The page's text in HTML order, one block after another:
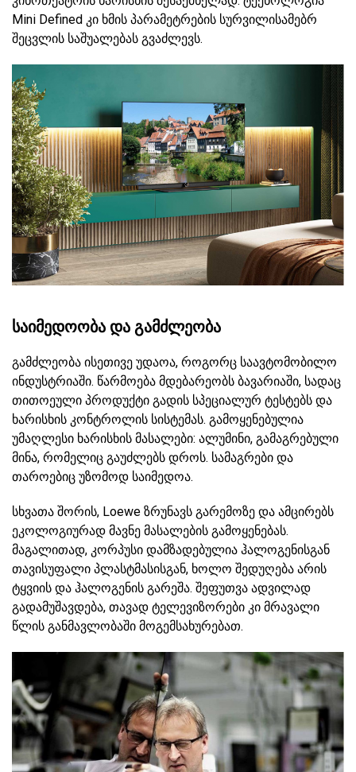
Mini Defined კი ხმის პარამეტრების სურვილისამებრ
შეცვლის საშუალებას გვაძლევს.
საიმედოობა და გამძლეობა
გამძლეობა ისეთივე უდაოა, როგორც საავტომობილო
ინდუსტრიაში. წარმოება მდებარეობს ბავარიაში, სადაც
თითოეული პროდუქტი გადის სპეციალურ ტესტებს და
ხარისხის კონტროლის სისტემას. გამოყენებულია
უმაღლესი ხარისხის მასალები: ალუმინი, გამაგრებული
მინა, რომელიც გაუძლებს დროს. სამაგრები და
თაროებიც უზომოდ საიმედოა.
სხვათა შორის, Loewe ზრუნავს გარემოზე და ამცირებს
ეკოლოგიურად მავნე მასალების გამოყენებას.
მაგალითად, კორპუსი დამზადებულია ჰალოგენისგან
თავისუფალი პლასტმასისგან, ხოლო შედუღება არის
ტყვიის და ჰალოგენის გარეშა. შეფუთვა ადვილად
გადამუშავდება, თავად ტელევიზორები კი მრავალი
წლის განმავლობაში მოგემსახურებათ.